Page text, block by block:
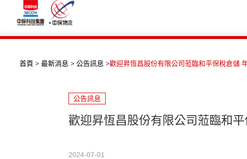
首頁 > 最新消息 > 公告訊息 >歡迎昇恆昌股份有限公司蒞臨和平保稅倉儲
公告訊息
歡迎昇恆昌股份有限公司蒞臨和
2024-07-01